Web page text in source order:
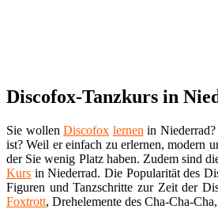
Discofox-Tanzkurs in
Sie wollenDiscofox lernen in
ist? Weil er einfach zu erlernen, modern
der Sie wenig Platz haben. Zudem sind
Kurs in Niederrad. Die Popularität des
Figuren und Tanzschritte zur Zeit der
Foxtrott, Drehelemente des Cha-Cha-